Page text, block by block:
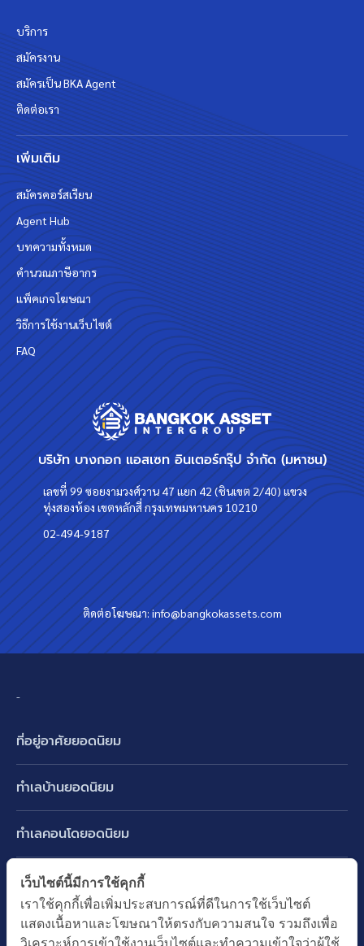
บริษัท บางกอก แอสเซท อินเตอร์กรุ๊ป จำกัด (มหาชน)
เลขที่ 99 ซอยงามวงศ์วาน 47 แยก 42 (ชินเขต 2/40) แขวง
ทุ่งสองห้อง เขตหลักสี่ กรุงเทพมหานคร 10210
02-494-9187
ติดต่อโฆษณา:info@bangkokassets.com
บริการ
สมัครงาน
สมัครเป็น BKA Agent
ติดต่อเรา
เพิ่มเติม
สมัครคอร์สเรียน
Agent Hub
บทความทั้งหมด
คำนวณภาษีอากร
แพ็คเกจโฆษณา
วิธีการใช้งานเว็บไซต์
FAQ
-
ที่อยู่อาศัยยอดนิยม
ทาวน์เฮ้าส์ ทาวน์โฮม
คอนโดมิเนียม
อาคารพาณิชย์ ตึกแถว
ที่ดินเปล่า
ทำเลบ้านยอดนิยม
บางนา รามคำแหง 2
ปทุมธานี รังสิต ลำลูกกา
นนทบุรี บางใหญ่ บางบัวทอง
ทำเลคอนโดยอดนิยม
พระราม 9
อ่อนนุช ปุณณวิถี
ทำเล BTS ยอดนิยม
BTS ทองหล่อ
BTS เอกมัย
ทำเล MRT ยอดนิยม
เว็บไซต์นี้มีการใช้คุกกี้
เราใช้คุกกี้เพื่อเพิ่มประสบการณ์ที่ดีในการใช้เว็บไซต์
แสดงเนื้อหาและโฆษณาให้ตรงกับความสนใจ รวมถึงเพื่อ
วิเคราะห์การเข้าใช้งานเว็บไซต์และทำความเข้าใจว่าผู้ใช้